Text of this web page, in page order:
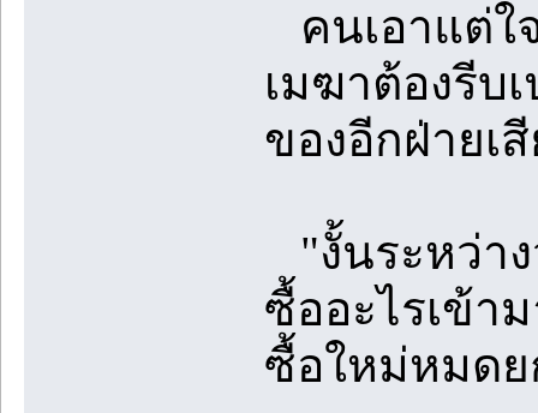
คนเอาแต่ใ
เมฆาต้องรีบ
ของอีกฝ่ายเ
"งั้นระหว่าง
ซื้ออะไรเข้า
ซื้อใหม่หมด